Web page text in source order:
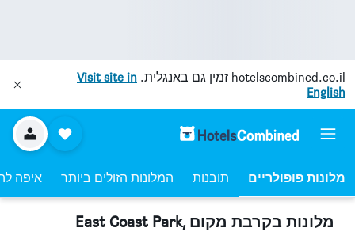
hotelscombined.co.il זמין גם באנגלית. Visit site in
English
מלונות פופולריים תובנות המלונות הזולים ביותר איפה
מלונות בקרבת מקום East Coast Park,